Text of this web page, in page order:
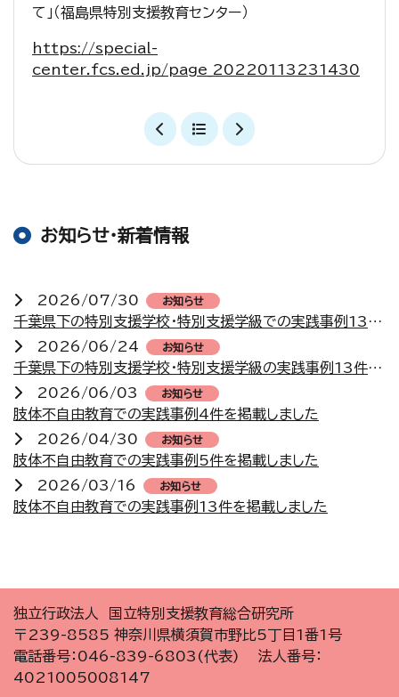
て」（福島県特別支援教育センター）
https://special-
center.fcs.ed.jp/page_20220113231430
お知らせ・新着情報
2026/07/30 お知らせ
千葉県下の特別支援学校・特別支援学級での実践事例13件を掲載しました
2026/06/24
お知らせ
千葉県下の特別支援学校・特別支援学級の実践事例13件を掲載しました
2026/06/03
お知らせ
肢体不自由教育での実践事例4件を掲載しました
2026/04/30
お知らせ
肢体不自由教育での実践事例5件を掲載しました
2026/03/16
お知らせ
肢体不自由教育での実践事例13件を掲載しました
独立行政法人 国立特別支援教育総合研究所
〒239-8585 神奈川県横須賀市野比5丁目1番1号
電話番号：046-839-6803(代表) 法人番号：
4021005008147